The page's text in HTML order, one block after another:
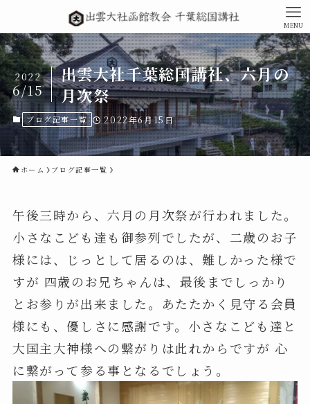
MENU
出雲大社千葉総国講社、六月の
月次祭
2022
6/15
ブログ記事一覧 2022年6月15日
ホーム ブログ記事一覧
午後三時から、六月の月次祭が行われました。
小さなこども達も御参列でしたが、二歳のお子
様には、じっとして居るのは、難しかった様で
すが 四歳のお兄ちゃんは、最後までしっかり
とお参りが出来ました。あたたかく見守る会員
様にも、優しさに感謝です。小さなこども達と
大国主大神様への繋がりは此れからですが 心
に繋がって参る事となるでしょう。